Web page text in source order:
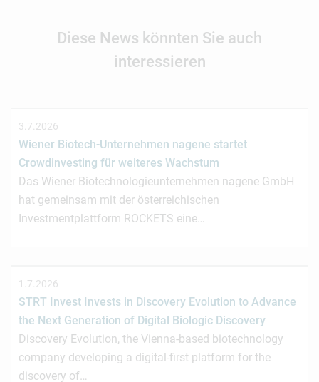
Diese News könnten Sie auch
interessieren
3.7.2026
Wiener Biotech-Unternehmen nagene startet
Crowdinvesting für weiteres Wachstum
Das Wiener Biotechnologieunternehmen nagene GmbH
hat gemeinsam mit der österreichischen
Investmentplattform ROCKETS eine…
1.7.2026
STRT Invest Invests in Discovery Evolution to Advance
the Next Generation of Digital Biologic Discovery
Discovery Evolution, the Vienna-based biotechnology
company developing a digital-first platform for the
discovery of…